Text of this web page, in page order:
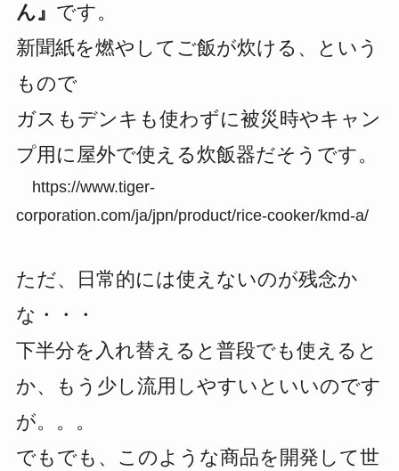
ん』 です。
新聞紙を燃やしてご飯が炊ける、という
もので
ガスもデンキも使わずに被災時やキャン
プ用に屋外で使える炊飯器だそうです。
https://www.tiger-
corporation.com/ja/jpn/product/rice-cooker/kmd-a/
ただ、日常的には使えないのが残念か
な・・・
下半分を入れ替えると普段でも使えると
か、もう少し流用しやすいといいのです
が。。。
でもでも、このような商品を開発して世